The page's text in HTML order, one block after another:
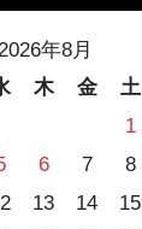
年8月
木 金 土
1
6 7 8
13 14 15